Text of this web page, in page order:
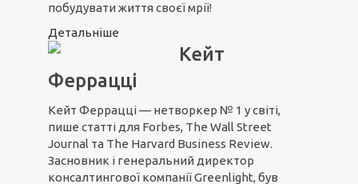
побудувати життя своєї мрії!
Детальніше
Кейт
Феррацці
Кейт Феррацці — нетворкер № 1 у світі,
пише статті для Forbes, The Wall Street
Journal та The Harvard Business Review.
Засновник і генеральний директор
консалтингової компанії Greenlight, був